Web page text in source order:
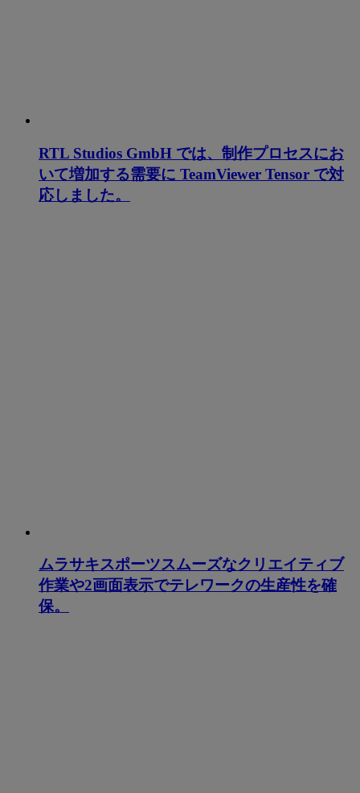
RTL Studios GmbH では、制作プロセスにお
いて増加する需要に TeamViewer Tensor で対
応しました。
ムラサキスポーツスムーズなクリエイティブ
作業や2画面表示でテレワークの生産性を確
保。